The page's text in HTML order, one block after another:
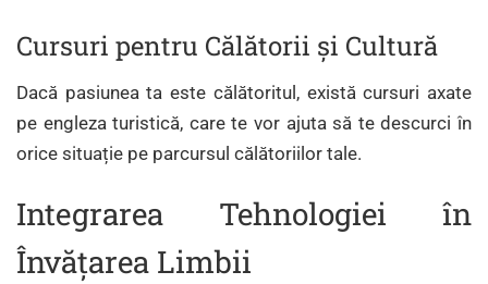
Cursuri pentru Călătorii și Cultură
Dacă pasiunea ta este călătoritul, există cursuri axate
pe engleza turistică, care te vor ajuta să te descurci în
orice situație pe parcursul călătoriilor tale.
Integrarea Tehnologiei în
Învățarea Limbii